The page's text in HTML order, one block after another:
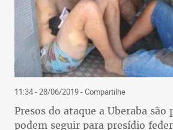
11:34 - 28/06/2019- Compartilhe
Presos do ataque a Uberaba são
podem seguir para presídio